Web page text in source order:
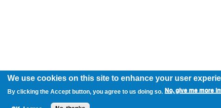
We use cookies on this site to enhance your user
By clicking the Accept button, you agree to us doing so. No, give me more